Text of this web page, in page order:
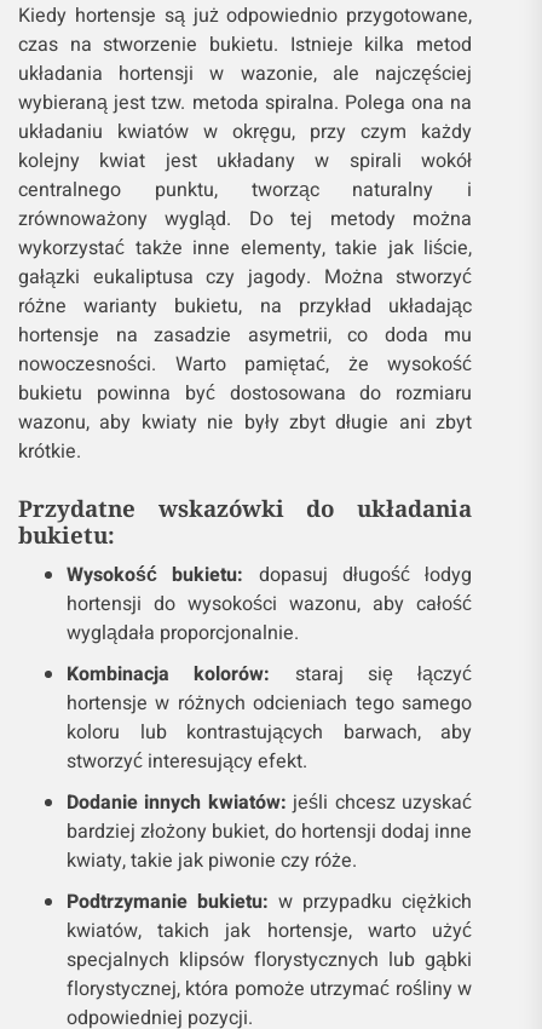
Kiedy hortensje są już odpowiednio przygotowane,
czas na stworzenie bukietu. Istnieje kilka metod
układania hortensji w wazonie, ale najczęściej
wybieraną jest tzw. metoda spiralna. Polega ona na
układaniu kwiatów w okręgu, przy czym każdy
kolejny kwiat jest układany w spirali wokół
centralnego punktu, tworząc naturalny i
zrównoważony wygląd. Do tej metody można
wykorzystać także inne elementy, takie jak liście,
gałązki eukaliptusa czy jagody. Można stworzyć
różne warianty bukietu, na przykład układając
hortensje na zasadzie asymetrii, co doda mu
nowoczesności. Warto pamiętać, że wysokość
bukietu powinna być dostosowana do rozmiaru
wazonu, aby kwiaty nie były zbyt długie ani zbyt
krótkie.
Przydatne wskazówki do układania
bukietu:
Wysokość bukietu: dopasuj długość łodyg
hortensji do wysokości wazonu, aby całość
wyglądała proporcjonalnie.
Kombinacja kolorów: staraj się łączyć
hortensje w różnych odcieniach tego samego
koloru lub kontrastujących barwach, aby
stworzyć interesujący efekt.
Dodanie innych kwiatów: jeśli chcesz uzyskać
bardziej złożony bukiet, do hortensji dodaj inne
kwiaty, takie jak piwonie czy róże.
Podtrzymanie bukietu: w przypadku ciężkich
kwiatów, takich jak hortensje, warto użyć
specjalnych klipsów florystycznych lub gąbki
florystycznej, która pomoże utrzymać rośliny w
odpowiedniej pozycji.